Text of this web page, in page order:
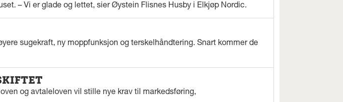
– Vi er glade og lettet, sier Øystein Flisnes Husby i Elkjøp Nordic.
sugekraft, ny moppfunksjon og terskelhåndtering. Snart kommer de
og avtaleloven vil stille nye krav til markedsføring,